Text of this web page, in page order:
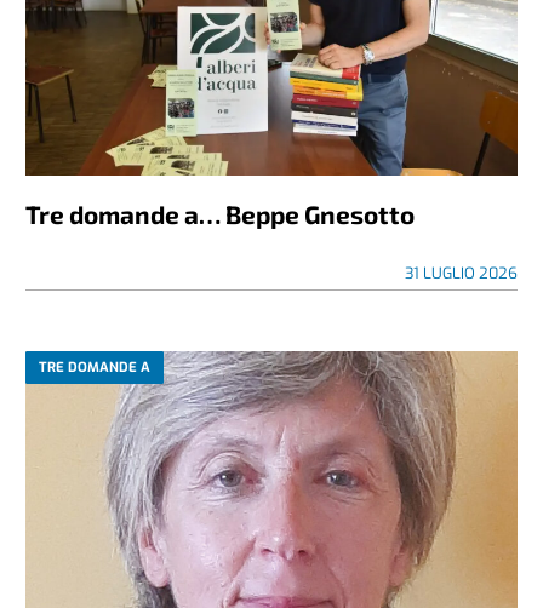
Tre domande a… Beppe Gnesotto
31 LUGLIO 2026
TRE DOMANDE A